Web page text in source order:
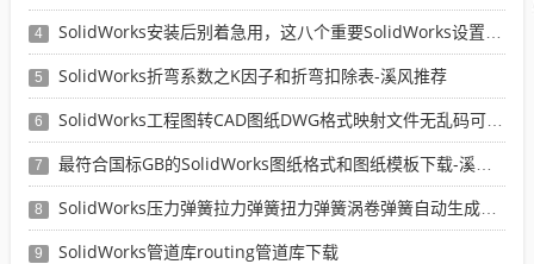
4 SolidWorks安装后别着急用，这八个重要SolidWorks设置可以提高你的画图效率
5 SolidWorks折弯系数之K因子和折弯扣除表-溪风推荐
6 SolidWorks工程图转CAD图纸DWG格式映射文件无乱码可分层-溪风亲测推荐
7 最符合国标GB的SolidWorks图纸格式和图纸模板下载-溪风专用版
8 SolidWorks压力弹簧拉力弹簧扭力弹簧涡卷弹簧自动生成宏程序下载
9 SolidWorks管道库routing管道库下载